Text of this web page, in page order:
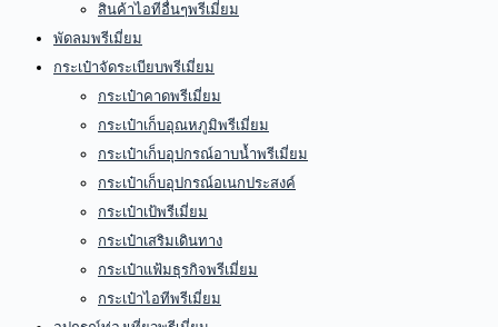
สินค้าไอทีอื่นๆพรีเมี่ยม
พัดลมพรีเมี่ยม
กระเป๋าจัดระเบียบพรีเมี่ยม
กระเป๋าคาดพรีเมี่ยม
กระเป๋าเก็บอุณหภูมิพรีเมี่ยม
กระเป๋าเก็บอุปกรณ์อาบน้ำพรีเมี่ยม
กระเป๋าเก็บอุปกรณ์อเนกประสงค์
กระเป๋าเป้พรีเมี่ยม
กระเป๋าเสริมเดินทาง
กระเป๋าแฟ้มธุรกิจพรีเมี่ยม
กระเป๋าไอทีพรีเมี่ยม